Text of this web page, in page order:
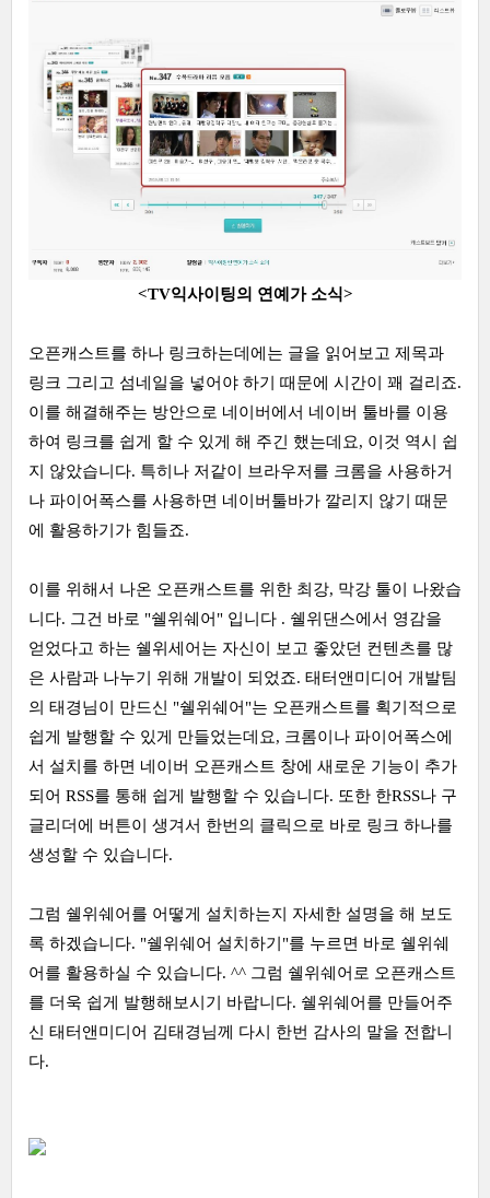
<TV익사이팅의 연예가 소식>
오픈캐스트를 하나 링크하는데에는 글을 읽어보고 제목과
링크 그리고 섬네일을 넣어야 하기 때문에 시간이 꽤 걸리죠.
이를 해결해주는 방안으로 네이버에서 네이버 툴바를 이용
하여 링크를 쉽게 할 수 있게 해 주긴 했는데요, 이것 역시 쉽
지 않았습니다. 특히나 저같이 브라우저를 크롬을 사용하거
나 파이어폭스를 사용하면 네이버툴바가 깔리지 않기 때문
에 활용하기가 힘들죠.
이를 위해서 나온 오픈캐스트를 위한 최강, 막강 툴이 나왔습
니다. 그건 바로 "쉘위쉐어" 입니다 . 쉘위댄스에서 영감을
얻었다고 하는 쉘위세어는 자신이 보고 좋았던 컨텐츠를 많
은 사람과 나누기 위해 개발이 되었죠. 태터앤미디어 개발팀
의 태경님이 만드신 "쉘위쉐어"는 오픈캐스트를 획기적으로
쉽게 발행할 수 있게 만들었는데요, 크롬이나 파이어폭스에
서 설치를 하면 네이버 오픈캐스트 창에 새로운 기능이 추가
되어 RSS를 통해 쉽게 발행할 수 있습니다. 또한 한RSS나 구
글리더에 버튼이 생겨서 한번의 클릭으로 바로 링크 하나를
생성할 수 있습니다.
그럼 쉘위쉐어를 어떻게 설치하는지 자세한 설명을 해 보도
록 하겠습니다. "쉘위쉐어 설치하기"를 누르면 바로 쉘위쉐
어를 활용하실 수 있습니다. ^^ 그럼 쉘위쉐어로 오픈캐스트
를 더욱 쉽게 발행해보시기 바랍니다. 쉘위쉐어를 만들어주
신 태터앤미디어 김태경님께 다시 한번 감사의 말을 전합니
다.